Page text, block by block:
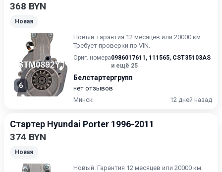
368 BYN
Новая
6
Новый. гарантия 12 месяцев или 20000 км.
Требует проверки по VIN.
Ориг. номера0986017611 , 111565, CST35103AS
и ещё 25
Белстартергрупп
нет отзывов
Минск
12 дней назад
Стартер Hyundai Porter 1996-2011
374 BYN
Новая
Новый. Гарантия 12 месяцев или 20000 км.